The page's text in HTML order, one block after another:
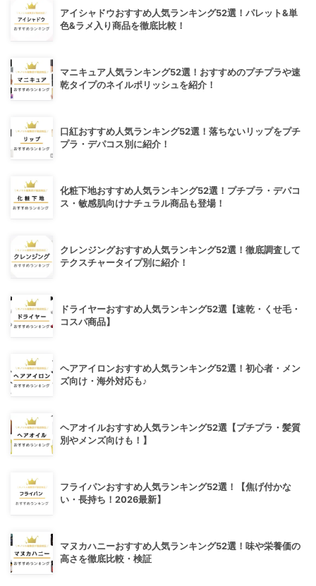
アイシャドウおすすめ人気ランキング52選！パレット&単
色&ラメ入り商品を徹底比較！
マニキュア人気ランキング52選！おすすめのプチプラや速
乾タイプのネイルポリッシュを紹介！
口紅おすすめ人気ランキング52選！落ちないリップをプチ
プラ・デパコス別に紹介！
化粧下地おすすめ人気ランキング52選！プチプラ・デパコ
ス・敏感肌向けナチュラル商品も登場！
クレンジングおすすめ人気ランキング52選！徹底調査して
テクスチャータイプ別に紹介！
ドライヤーおすすめ人気ランキング52選【速乾・くせ毛・
コスパ商品】
ヘアアイロンおすすめ人気ランキング52選！初心者・メン
ズ向け・海外対応も♪
ヘアオイルおすすめ人気ランキング52選【プチプラ・髪質
別やメンズ向けも！】
フライパンおすすめ人気ランキング52選！【焦げ付かな
い・長持ち！2026最新】
マヌカハニーおすすめ人気ランキング52選！味や栄養価の
高さを徹底比較・検証